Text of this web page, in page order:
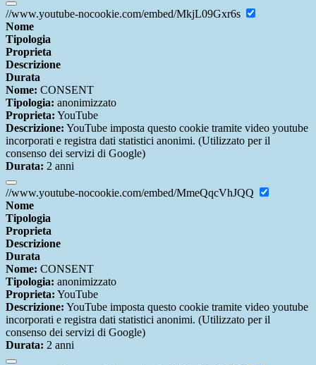
//www.youtube-nocookie.com/embed/MkjL09Gxr6s
Nome
Tipologia
Proprieta
Descrizione
Durata
Nome: CONSENT
Tipologia: anonimizzato
Proprieta: YouTube
Descrizione: YouTube imposta questo cookie tramite video youtube
incorporati e registra dati statistici anonimi. (Utilizzato per il
consenso dei servizi di Google)
Durata: 2 anni
//www.youtube-nocookie.com/embed/MmeQqcVhJQQ
Nome
Tipologia
Proprieta
Descrizione
Durata
Nome: CONSENT
Tipologia: anonimizzato
Proprieta: YouTube
Descrizione: YouTube imposta questo cookie tramite video youtube
incorporati e registra dati statistici anonimi. (Utilizzato per il
consenso dei servizi di Google)
Durata: 2 anni